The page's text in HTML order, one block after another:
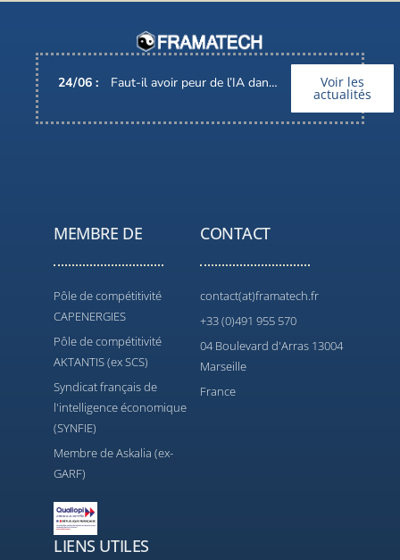
24/06 : Faut-il avoir peur de l’IA dans nos métiers ? Voir les
actualités
MEMBRE DE
Pôle de compétitivité
CAPENERGIES
Pôle de compétitivité
AKTANTIS (ex SCS)
Syndicat français de
l'intelligence économique
(SYNFIE)
Membre de Askalia (ex-
GARF)
CONTACT
contact(at)framatech.fr
+33 (0)491 955 570
04 Boulevard d'Arras 13004
Marseille
France
LIENS UTILES